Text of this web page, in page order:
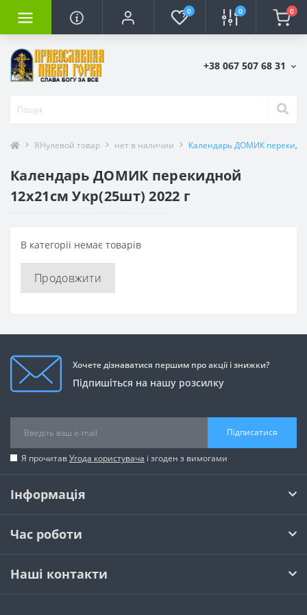
0 0 0
+38 067 507 68 31
ЯНулевой товар нет в наличии Календарь ДОМИК
Календарь ДОМИК перекидной
12х21см Укр(25шт) 2022 г
В категорії немає товарів
Продовжити
Хочете дізнаватися першим про акції і знижки?
Підпишіться на нашу розсилку
Підписатися
Я прочитавУгода користувача і згоден з вимогами
Інформація
Час роботи
Наші контакти